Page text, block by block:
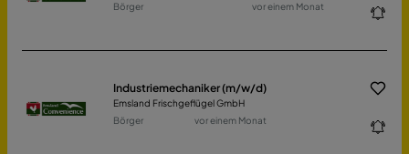
Börger
vor einem Monat
Industriemechaniker (m/w/d)
Emsland Frischgeflügel GmbH
Börger
vor einem Monat